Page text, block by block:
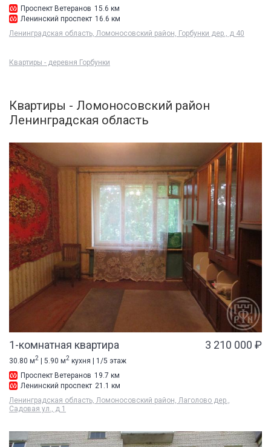
Проспект Ветеранов 15.6 км
Ленинский проспект 16.6 км
Ленинградская область, Ломоносовский район, Горбунки дер., д 40
Квартиры - деревня Горбунки
Квартиры - Ломоносовский район
Ленинградская область
1-комнатная квартира 3 210 000 ₽
30.80 м2 | 5.90 м2 кухня | 1/5 этаж
Проспект Ветеранов 19.7 км
Ленинский проспект 21.1 км
Ленинградская область, Ломоносовский район, Лаголово дер.,
Садовая ул., д 1